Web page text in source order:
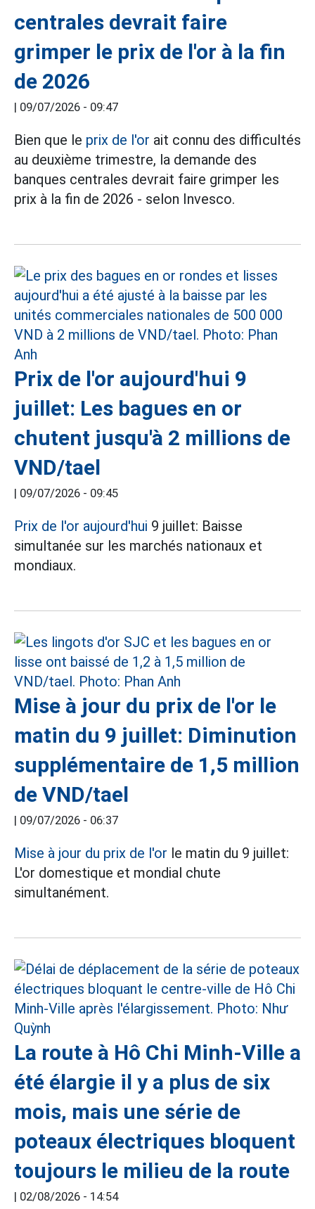
centrales devrait faire
grimper le prix de l'or à la fin
de 2026
09/07/2026 - 09:47
Bien que le prix de l'or ait connu des difficultés
au deuxième trimestre, la demande des
banques centrales devrait faire grimper les
prix à la fin de 2026 - selon Invesco.
Prix de l'or aujourd'hui 9
juillet: Les bagues en or
chutent jusqu'à 2 millions de
VND/tael
09/07/2026 - 09:45
Prix de l'or aujourd'hui 9 juillet: Baisse
simultanée sur les marchés nationaux et
mondiaux.
Mise à jour du prix de l'or le
matin du 9 juillet: Diminution
supplémentaire de 1,5 million
de VND/tael
09/07/2026 - 06:37
Mise à jour du prix de l'or le matin du 9 juillet:
L'or domestique et mondial chute
simultanément.
La route à Hô Chi Minh-Ville a
été élargie il y a plus de six
mois, mais une série de
poteaux électriques bloquent
toujours le milieu de la route
02/08/2026 - 14:54